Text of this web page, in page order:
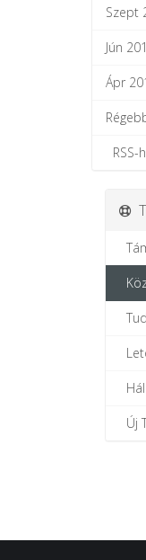
Szept
Jún
Ápr
Új